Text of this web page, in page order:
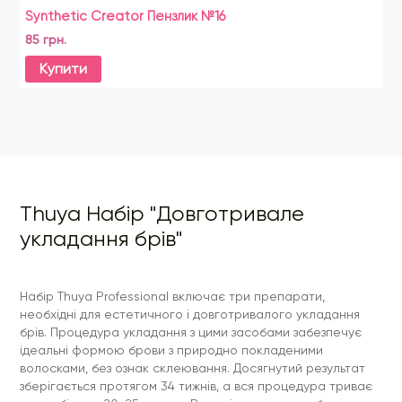
Synthetic Creator Пензлик №16
85 грн.
Купити
Thuya Набір "Довготривале
укладання брів"
Набір Thuya Professional включає три препарати,
необхідні для естетичного і довготривалого укладання
брів. Процедура укладання з цими засобами забезпечує
ідеальні формою брови з природно покладеними
волосками, без ознак склеювання. Досягнутий результат
зберігається протягом 34 тижнів, а вся процедура триває